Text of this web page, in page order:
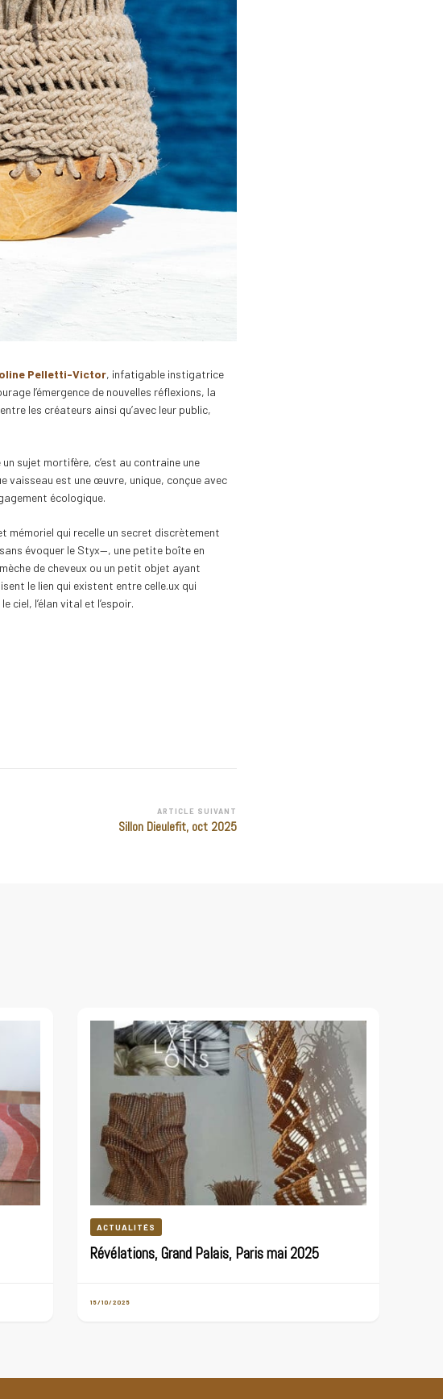
Pelletti-Victor, infatigable instigatrice
l’émergence de nouvelles réflexions, la
les créateurs ainsi qu’avec leur public,
sujet mortifère, c’est au contraine une
vaisseau est une œuvre, unique, conçue avec
écologique.
mémoriel qui recelle un secret discrètement
évoquer le Styx—, une petite boîte en
de cheveux ou un petit objet ayant
le lien qui existent entre celle.ux qui
l’élan vital et l’espoir.
ARTICLE SUIVANT
Sillon Dieulefit, oct 2025
ACTUALITÉS
Révélations, Grand Palais, Paris mai 2025
15/10/2025